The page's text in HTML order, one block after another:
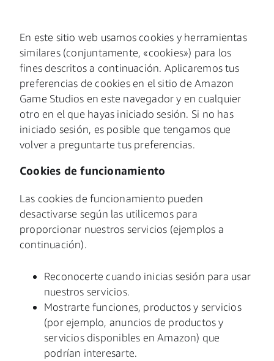
En este sitio web usamos cookies y herramientas
similares (conjuntamente, «cookies») para los
fines descritos a continuación. Aplicaremos tus
preferencias de cookies en el sitio de Amazon
Game Studios en este navegador y en cualquier
otro en el que hayas iniciado sesión. Si no has
iniciado sesión, es posible que tengamos que
volver a preguntarte tus preferencias.
Cookies de funcionamiento
Las cookies de funcionamiento pueden
desactivarse según las utilicemos para
proporcionar nuestros servicios (ejemplos a
continuación).
Reconocerte cuando inicias sesión para usar
nuestros servicios.
Mostrarte funciones, productos y servicios
(por ejemplo, anuncios de productos y
servicios disponibles en Amazon) que
podrían interesarte.